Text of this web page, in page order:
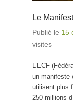
Le
Publié le 15
visites
L’ECF
un manifeste
utilisent plus
250 millions